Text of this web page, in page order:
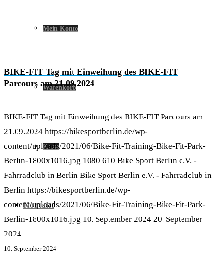
Mein Konto
Warenkorb
Kasse
Kontakt
BIKE-FIT Tag mit Einweihung des BIKE-FIT
Parcours am 21.09.2024
BIKE-FIT Tag mit Einweihung des BIKE-FIT Parcours am
21.09.2024 https://bikesportberlin.de/wp-
content/uploads/2021/06/Bike-Fit-Training-Bike-Fit-Park-
Berlin-1800x1016.jpg 1080 610 Bike Sport Berlin e.V. -
Fahrradclub in Berlin Bike Sport Berlin e.V. - Fahrradclub in
Berlin https://bikesportberlin.de/wp-
content/uploads/2021/06/Bike-Fit-Training-Bike-Fit-Park-
Berlin-1800x1016.jpg 10. September 2024 20. September
2024
10. September 2024